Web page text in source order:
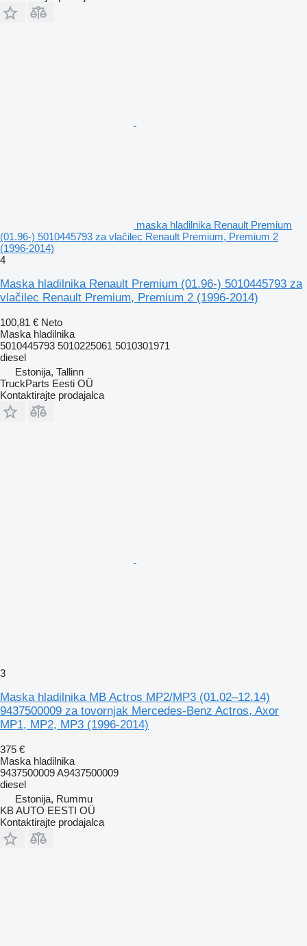
maska hladilnika Renault Premium
(01.96-) 5010445793 za vlačilec Renault Premium, Premium 2
(1996-2014)
4
Maska hladilnika Renault Premium (01.96-) 5010445793 za
vlačilec Renault Premium, Premium 2 (1996-2014)
100,81 € Neto
Maska hladilnika
5010445793 5010225061 5010301971
diesel
Estonija, Tallinn
TruckParts Eesti OÜ
Kontaktirajte prodajalca
3
Maska hladilnika MB Actros MP2/MP3 (01.02–12.14)
9437500009 za tovornjak Mercedes-Benz Actros, Axor
MP1, MP2, MP3 (1996-2014)
375 €
Maska hladilnika
9437500009 A9437500009
diesel
Estonija, Rummu
KB AUTO EESTI OÜ
Kontaktirajte prodajalca